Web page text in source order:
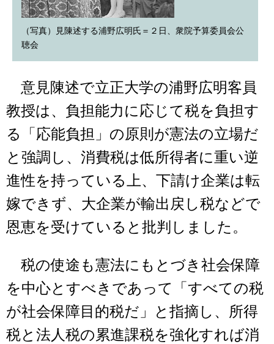
（写真）見陳述する浦野広明氏＝２日、衆院予算委員会公
聴会
意見陳述で立正大学の浦野広明客員
教授は、負担能力に応じて税を負担す
る「応能負担」の原則が憲法の立場だ
と強調し、消費税は低所得者に重い逆
進性を持っている上、下請け企業は転
嫁できず、大企業が輸出戻し税などで
恩恵を受けていると批判しました。
税の使途も憲法にもとづき社会保障
を中心とすべきであって「すべての税
が社会保障目的税だ」と指摘し、所得
税と法人税の累進課税を強化すれば消